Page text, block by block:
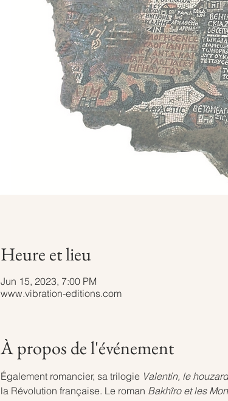
Heure et lieu
Jun 15, 2023, 7:00 PM
www.vibration-editions.com
À propos de l'événement
Également romancier, sa trilogie Valentin, le
la Révolution française. Le roman Bakhîro et les